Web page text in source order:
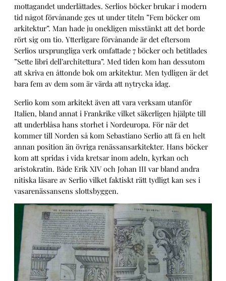
mottagandet underlättades. Serlios böcker brukar i modern
tid något förvånande ges ut under titeln ”Fem böcker om
arkitektur”. Man hade ju onekligen misstänkt att det borde
rört sig om tio. Ytterligare förvånande är det eftersom
Serlios ursprungliga verk omfattade 7 böcker och betitlades
”Sette libri dell’architettura”. Med tiden kom han dessutom
att skriva en åttonde bok om arkitektur. Men tydligen är det
bara fem av dem som är värda att nytrycka idag.
Serlio kom som arkitekt även att vara verksam utanför
Italien, bland annat i Frankrike vilket säkerligen hjälpte till
att underblåsa hans storhet i Nordeuropa. För när det
kommer till Norden så kom Sebastiano Serlio att få en helt
annan position än övriga renässansarkitekter. Hans böcker
kom att spridas i vida kretsar inom adeln, kyrkan och
aristokratin. Både Erik XIV och Johan III var bland andra
nitiska läsare av Serlio vilket faktiskt rätt tydligt kan ses i
vasarenässansens slottsbyggen.